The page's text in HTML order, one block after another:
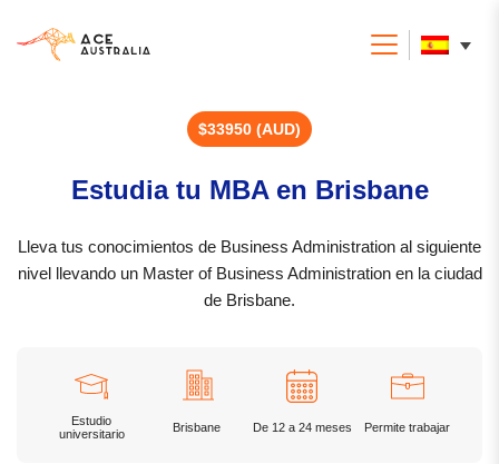
$33950 (AUD)
Estudia tu MBA en Brisbane
Lleva tus conocimientos de Business Administration al siguiente
nivel llevando un Master of Business Administration en la ciudad
de Brisbane.
Estudio
universitario
Brisbane De 12 a 24 meses Permite trabajar